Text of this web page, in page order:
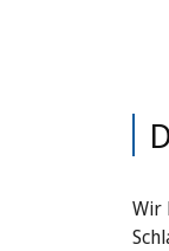
Wir